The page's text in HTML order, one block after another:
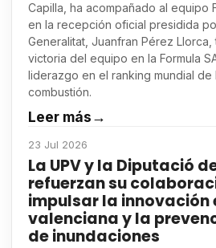
Capilla, ha acompañado al equipo
en la recepción oficial presidida
Generalitat, Juanfran Pérez Llorca,
victoria del equipo en la Formula
liderazgo en el ranking mundial
combustión.
Leer más→
23 Jul 2026
La UPV y la Diputació
refuerzan su
impulsar la innovación
valenciana y la
de inundaciones